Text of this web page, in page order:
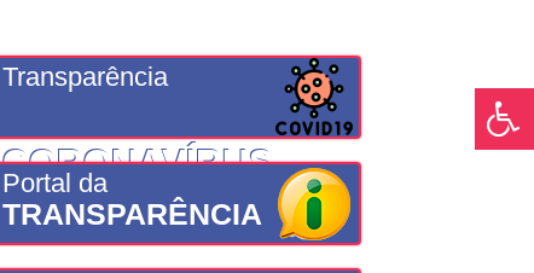
Transparência
CORONAVÍRUS
Portal da
TRANSPARÊNCIA